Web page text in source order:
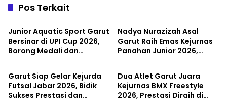
Pos Terkait
Olahraga
Junior Aquatic Sport Garut
Bersinar di UPI Cup 2026,
Borong Medali dan
Nadya Nurazizah Asal
Garut Raih Emas Kejurnas
Panahan Junior 2026,
Olahraga
Garut Siap Gelar Kejurda
Futsal Jabar 2026, Bidik
Sukses Prestasi dan
Olahraga
Dua Atlet Garut Juara
Kejurnas BMX Freestyle
2026, Prestasi Diraih di
Olahraga Olahraga